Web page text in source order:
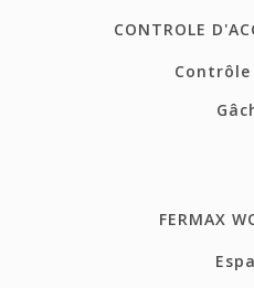
CONTROLE
Contrôle
FERMAX